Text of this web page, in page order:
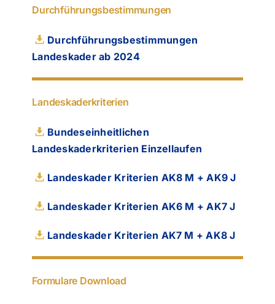
Durchführungsbestimmungen
Durchführungsbestimmungen
Landeskader ab 2024
Landeskaderkriterien
Bundeseinheitlichen
Landeskaderkriterien Einzellaufen
Landeskader Kriterien AK8 M + AK9 J
Landeskader Kriterien AK6 M + AK7 J
Landeskader Kriterien AK7 M + AK8 J
Formulare Download